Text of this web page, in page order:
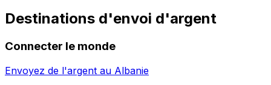
Destinations d'envoi d'argent
Connecter le monde
Envoyez de l'argent au Albanie